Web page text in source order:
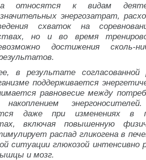
относятся к видам
энергозатрат,
схваток на
но и во время
достижения сколь-
в результате согласованной
поддерживается
равновесие между
даже при изменениях
включая повышенную
распад гликогена в
ситуации глюкозой интенсивно
и мозг.